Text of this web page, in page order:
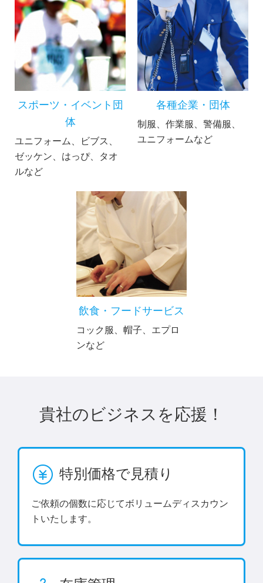
スポーツ・イベント団
体
ユニフォーム、ビブス、
ゼッケン、はっぴ、タオ
ルなど
各種企業・団体
制服、作業服、警備服、
ユニフォームなど
飲食・フードサービス
コック服、帽子、エプロ
ンなど
貴社のビジネスを応援！
特別価格で見積り
ご依頼の個数に応じてボリュームディスカウン
トいたします。